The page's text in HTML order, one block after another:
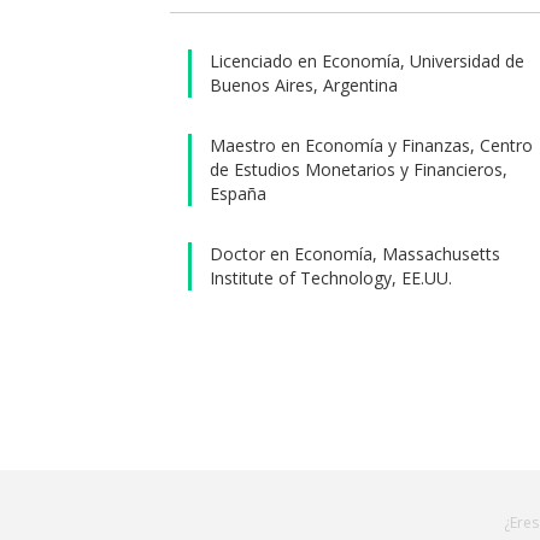
Licenciado en Economía, Universidad de
Buenos Aires, Argentina
Maestro en Economía y Finanzas, Centro
de Estudios Monetarios y Financieros,
España
Doctor en Economía, Massachusetts
Institute of Technology, EE.UU.